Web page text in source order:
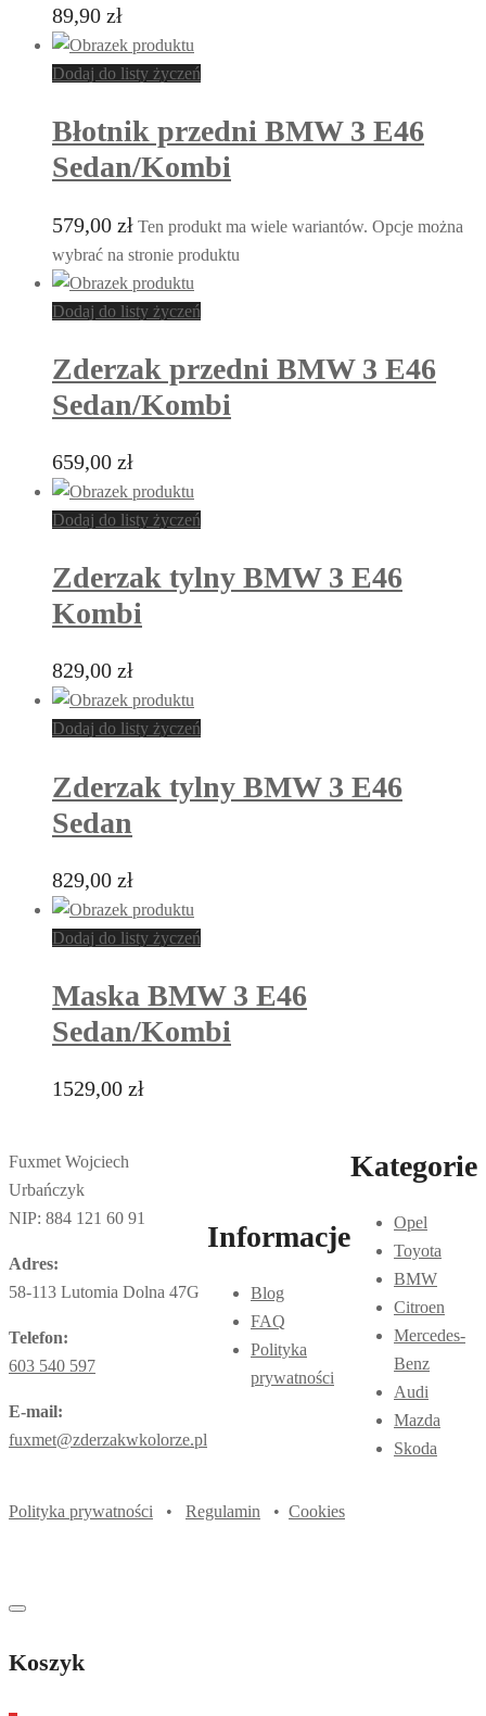
89,90 zł
Dodaj do listy życzeń
Błotnik przedni BMW 3 E46
Sedan/Kombi
579,00 zł Ten produkt ma wiele wariantów. Opcje można
wybrać na stronie produktu
Dodaj do listy życzeń
Zderzak przedni BMW 3 E46
Sedan/Kombi
659,00 zł
Dodaj do listy życzeń
Zderzak tylny BMW 3 E46
Kombi
829,00 zł
Dodaj do listy życzeń
Zderzak tylny BMW 3 E46
Sedan
829,00 zł
Dodaj do listy życzeń
Maska BMW 3 E46
Sedan/Kombi
1529,00 zł
Fuxmet Wojciech
Urbańczyk
NIP: 884 121 60 91
Adres:
58-113 Lutomia Dolna 47G
Telefon:
603 540 597
E-mail:
fuxmet@zderzakwkolorze.pl
Informacje
Blog
FAQ
Polityka
prywatności
Kategorie
Opel
Toyota
BMW
Citroen
Mercedes-
Benz
Audi
Mazda
Skoda
Polityka prywatności • Regulamin • Cookies
Koszyk